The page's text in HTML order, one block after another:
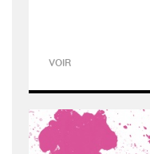
VOIR